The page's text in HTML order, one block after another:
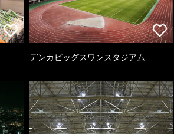
デンカビッグスワンスタジアム